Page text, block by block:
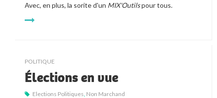
Avec, en plus, la sorite d'un MIX'Outils pour tous.
POLITIQUE
Élections en vue
Elections Politiques Non Marchand